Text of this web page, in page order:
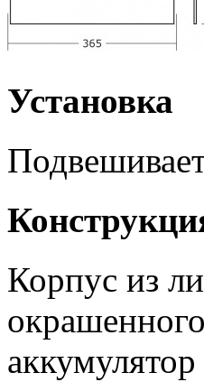
Установка
Корпус из